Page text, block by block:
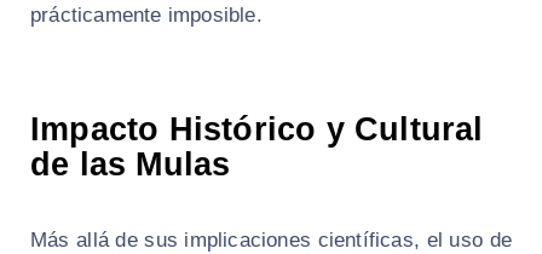
prácticamente imposible.
Impacto Histórico y Cultural
de las Mulas
Más allá de sus implicaciones científicas, el uso de